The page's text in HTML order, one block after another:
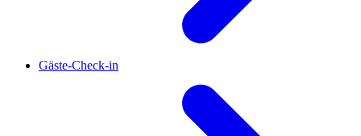
Gäste-Check-in